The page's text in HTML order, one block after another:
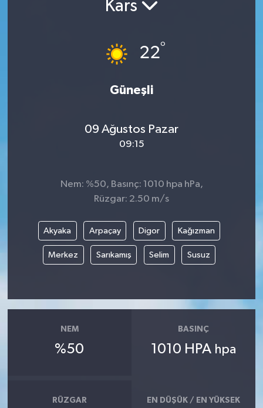
Kars
22°
Güneşli
09 Ağustos Pazar
09:15
Nem: %50, Basınç: 1010 hpa hPa,
Rüzgar: 2.50 m/s
Akyaka Arpaçay Digor Kağızman
Merkez Sarıkamış Selim Susuz
NEM
%50
BASINÇ
1010 HPA hpa
RÜZGAR EN DÜŞÜK / EN YÜKSEK